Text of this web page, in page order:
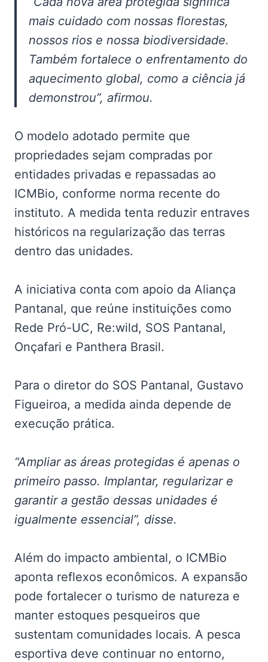
mais cuidado com nossas florestas,
nossos rios e nossa biodiversidade.
Também fortalece o enfrentamento do
aquecimento global, como a ciência já
demonstrou”, afirmou.
O modelo adotado permite que
propriedades sejam compradas por
entidades privadas e repassadas ao
ICMBio, conforme norma recente do
instituto. A medida tenta reduzir entraves
históricos na regularização das terras
dentro das unidades.
A iniciativa conta com apoio da Aliança
Pantanal, que reúne instituições como
Rede Pró-UC, Re:wild, SOS Pantanal,
Onçafari e Panthera Brasil.
Para o diretor do SOS Pantanal, Gustavo
Figueiroa, a medida ainda depende de
execução prática.
“Ampliar as áreas protegidas é apenas o
primeiro passo. Implantar, regularizar e
garantir a gestão dessas unidades é
igualmente essencial”, disse.
Além do impacto ambiental, o ICMBio
aponta reflexos econômicos. A expansão
pode fortalecer o turismo de natureza e
manter estoques pesqueiros que
sustentam comunidades locais. A pesca
esportiva deve continuar no entorno,